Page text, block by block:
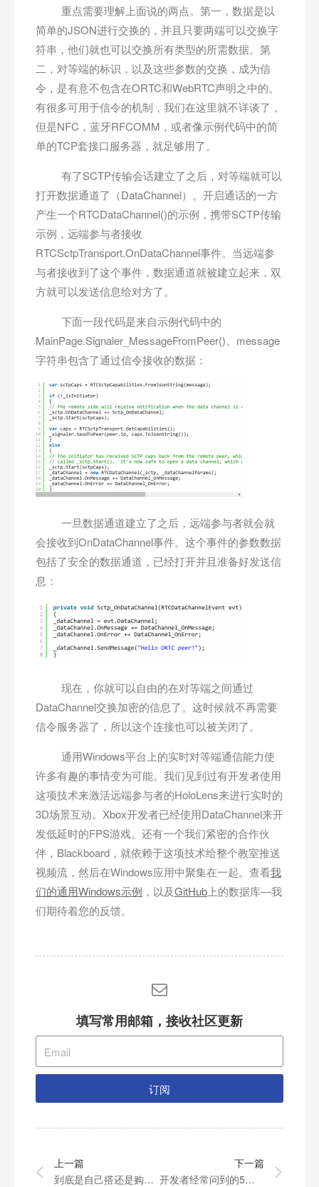
重点需要理解上面说的两点。第一，数据是以
简单的JSON进行交换的，并且只要两端可以交换字
符串，他们就也可以交换所有类型的所需数据。第
二，对等端的标识，以及这些参数的交换，成为信
令，是有意不包含在ORTC和WebRTC声明之中的。
有很多可用于信令的机制，我们在这里就不详谈了，
但是NFC，蓝牙RFCOMM，或者像示例代码中的简
单的TCP套接口服务器，就足够用了。
有了SCTP传输会话建立了之后，对等端就可以
打开数据通道了（DataChannel）。开启通话的一方
产生一个RTCDataChannel()的示例，携带SCTP传输
示例，远端参与者接收
RTCSctpTransport.OnDataChannel事件。当远端参
与者接收到了这个事件，数据通道就被建立起来，双
方就可以发送信息给对方了。
下面一段代码是来自示例代码中的
MainPage.Signaler_MessageFromPeer()。message
字符串包含了通过信令接收的数据：
一旦数据通道建立了之后，远端参与者就会就
会接收到OnDataChannel事件。这个事件的参数数据
包括了安全的数据通道，已经打开并且准备好发送信
息：
现在，你就可以自由的在对等端之间通过
DataChannel交换加密的信息了。这时候就不再需要
信令服务器了，所以这个连接也可以被关闭了。
通用Windows平台上的实时对等端通信能力使
许多有趣的事情变为可能。我们见到过有开发者使用
这项技术来激活远端参与者的HoloLens来进行实时的
3D场景互动。Xbox开发者已经使用DataChannel来开
发低延时的FPS游戏。还有一个我们紧密的合作伙
伴，Blackboard，就依赖于这项技术给整个教室推送
视频流，然后在Windows应用中聚集在一起。查看我
们的通用Windows示例 ，以及GitHub 上的数据库—我
们期待着您的反馈。
填写常用邮箱，接收社区更新
订阅
上一篇
到底是自己搭还是购买WebRTC服务
下一篇
开发者经常问到的5个关于WebRTC的问题